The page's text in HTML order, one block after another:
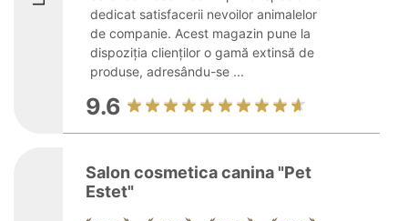
dedicat satisfacerii nevoilor animalelor
de companie. Acest magazin pune la
dispoziția clienților o gamă extinsă de
produse, adresându-se ...
9.6
Salon cosmetica canina "Pet
Estet"